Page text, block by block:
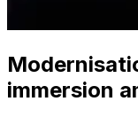
immersion